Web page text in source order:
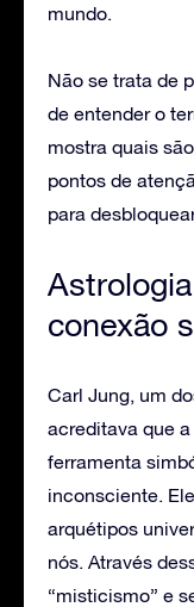
mundo.
Não se trata de
de entender o
mostra quais
pontos de
para
conexão
Carl Jung, um
acreditava que
ferramenta
inconsciente.
arquétipos
nós. Através
“misticismo” e